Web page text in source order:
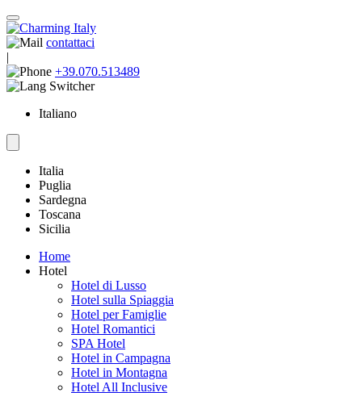
contattaci
|
+39.070.513489
Italiano
Italia
Puglia
Sardegna
Toscana
Sicilia
Home
Hotel
Hotel di Lusso
Hotel sulla Spiaggia
Hotel per Famiglie
Hotel Romantici
SPA Hotel
Hotel in Campagna
Hotel in Montagna
Hotel All Inclusive